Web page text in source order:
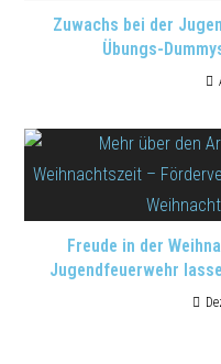
Zuwachs bei der
Übungs-
Freude in der
Jugendfeuerwehr